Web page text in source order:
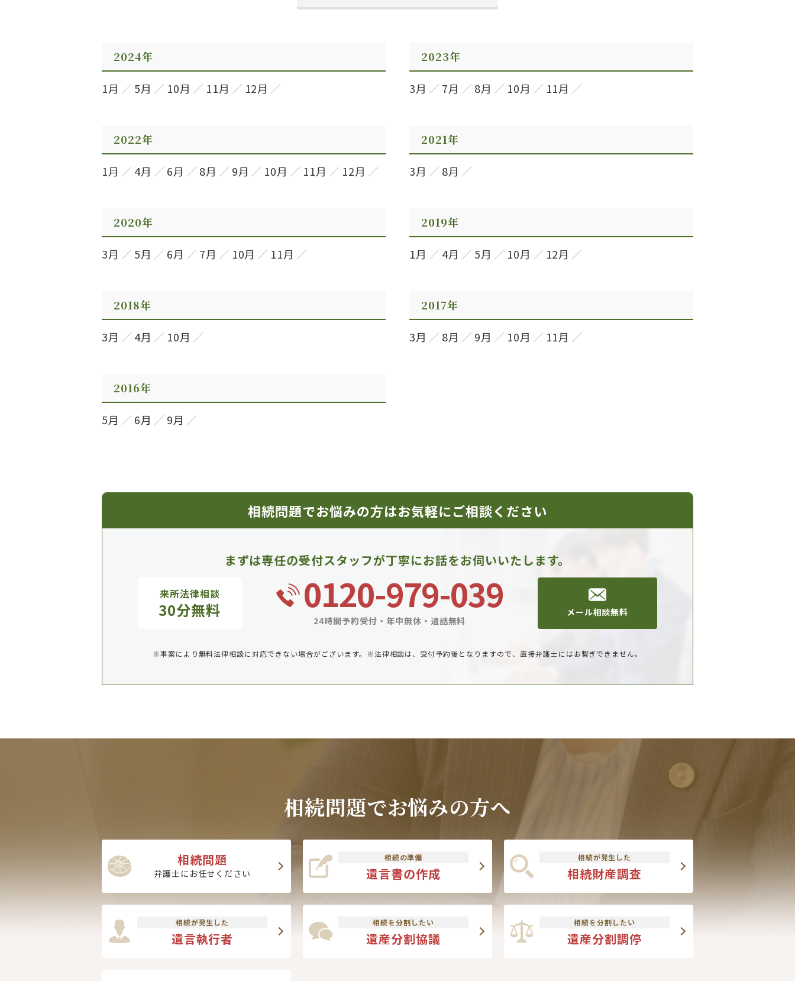
2024年
1月 5月 10月 11月 12月
2023年
3月 7月 8月 10月 11月
2022年
1月 4月 6月 8月 9月 10月 11月 12月
2021年
3月 8月
2020年
3月 5月 6月 7月 10月 11月
2019年
1月 4月 5月 10月 12月
2018年
3月 4月 10月
2017年
3月 8月 9月 10月 11月
2016年
5月 6月 9月
相続問題でお悩みの方はお気軽にご相談ください
まずは専任の受付スタッフが丁寧にお話をお伺いいたします。
来所法律相談
30分無料 0120-979-039
24時間予約受付・年中無休・通話無料
メール相談無料
※事案により無料法律相談に対応できない場合がございます。 ※法律相談は、受付予約後となりますので、直接弁護士にはお繋ぎできません。
相続問題でお悩みの方へ
相続問題
弁護士にお任せください
相続の準備
遺言書の作成
相続が発生した
相続財産調査
相続が発生した
遺言執行者
相続を分割したい
遺産分割協議
相続を分割したい
遺産分割調停